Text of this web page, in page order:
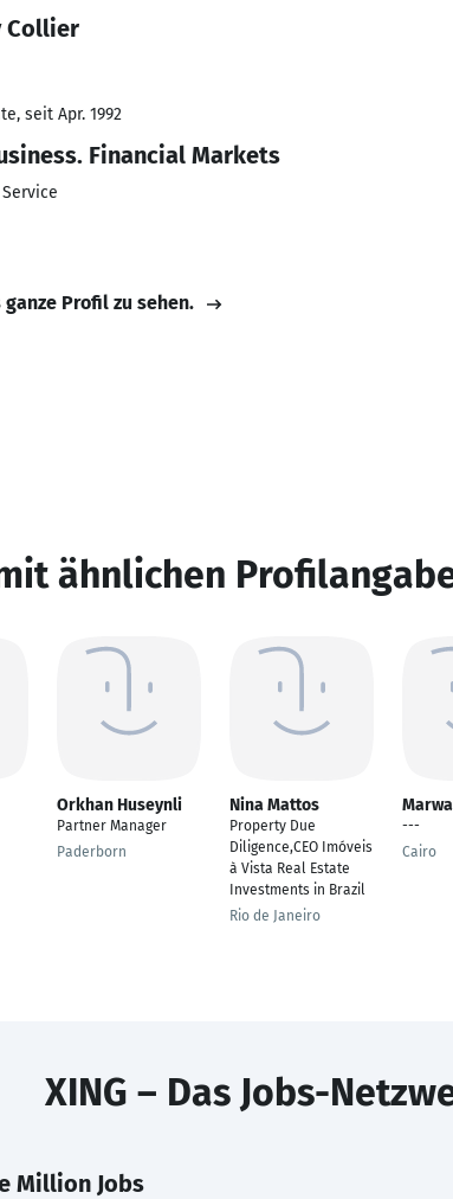
Collier
seit Apr. 1992
Financial Markets
Profil zu sehen.
ähnlichen
Orkhan Huseynli
Partner Manager
Paderborn
Nina Mattos
Property Due
Diligence,CEO Imóveis
à Vista Real Estate
Investments in Brazil
Rio de Janeiro
---
Cairo
XING – Das Jobs-
Million Jobs